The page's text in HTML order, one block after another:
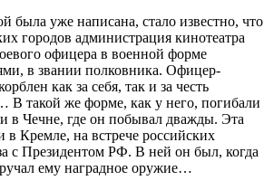
была уже написана, стало известно, что
городов администрация кинотеатра
офицера в военной форме
в звании полковника. Офицер-
как за себя, так и за честь
такой же форме, как у него, погибали
в Чечне, где он побывал дважды. Эта
Кремле, на встрече российских
с Президентом РФ. В ней он был, когда
ему наградное оружие…